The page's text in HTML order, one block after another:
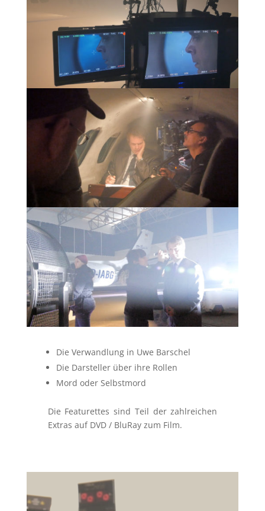
Die Verwandlung in Uwe Barschel
Die Darsteller über ihre Rollen
Mord oder Selbstmord
Die Featurettes sind Teil der zahlreichen
Extras auf DVD / BluRay zum Film.